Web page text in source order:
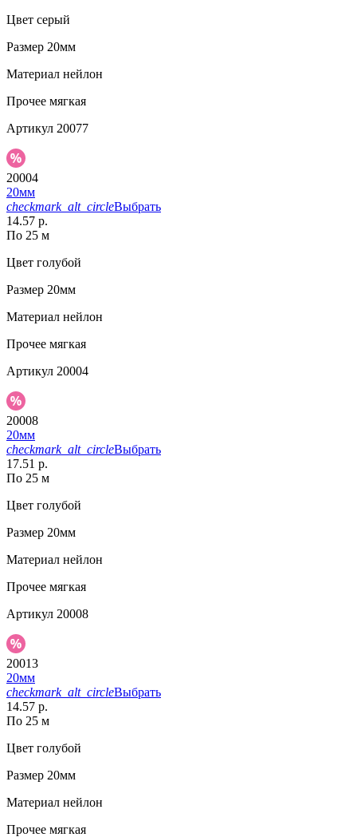
Цвет серый
Размер 20мм
Материал нейлон
Прочее мягкая
Артикул 20077
20004
20мм
checkmark_alt_circleВыбрать
14.57 р.
По 25 м
Цвет голубой
Размер 20мм
Материал нейлон
Прочее мягкая
Артикул 20004
20008
20мм
checkmark_alt_circleВыбрать
17.51 р.
По 25 м
Цвет голубой
Размер 20мм
Материал нейлон
Прочее мягкая
Артикул 20008
20013
20мм
checkmark_alt_circleВыбрать
14.57 р.
По 25 м
Цвет голубой
Размер 20мм
Материал нейлон
Прочее мягкая